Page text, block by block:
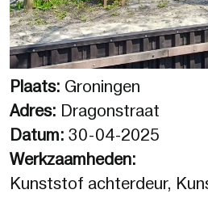
Plaats: Groningen
Adres: Dragonstraat
Datum: 30-04-2025
Werkzaamheden:
Kunststof achterdeur,